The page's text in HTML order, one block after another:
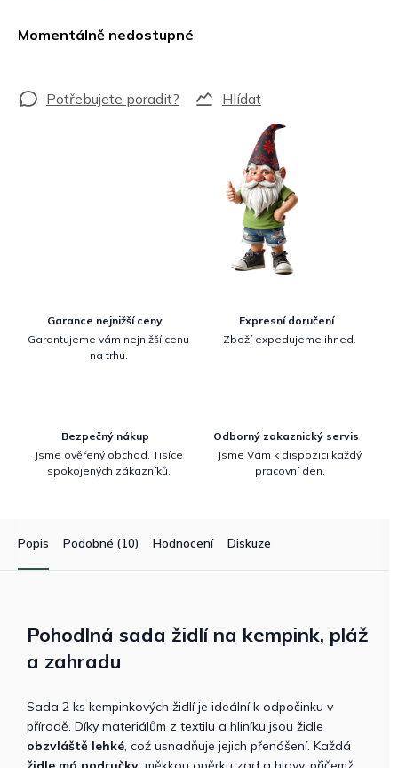
Momentálně nedostupné
Hlídat
Garance nejnižší ceny
Garantujeme vám nejnižší cenu
na trhu.
Expresní doručení
Zboží expedujeme ihned.
Bezpečný nákup
Jsme ověřený obchod. Tisíce
spokojených zákazníků.
Odborný zakaznický servis
Jsme Vám k dispozici každý
pracovní den.
Popis Podobné (10) Hodnocení Diskuze
Pohodlná sada židlí na kempink, pláž
a zahradu
Sada 2 ks kempinkových židlí je ideální k odpočinku v
přírodě. Díky materiálům z textilu a hliníku jsou židle
obzvláště lehké, což usnadňuje jejich přenášení. Každá